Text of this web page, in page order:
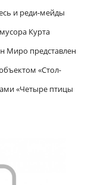
и реди-мейды
Курта
Миро представлен
«Стол-
«Четыре птицы